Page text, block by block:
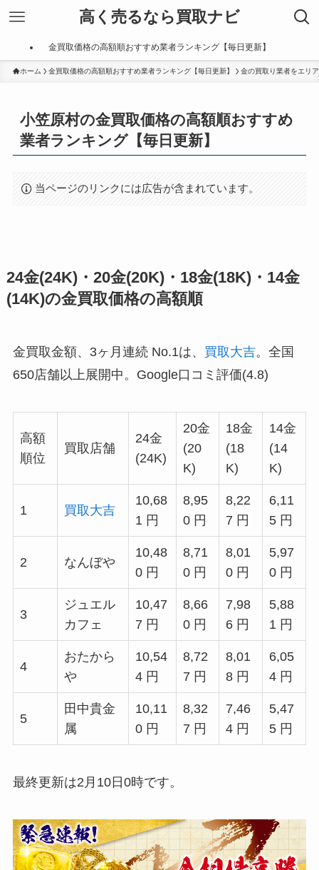
高く売るなら買取ナビ
金買取価格の高額順おすすめ業者ランキング【毎日更新】
ホーム 金買取価格の高額順おすすめ業者ランキング【毎日更新】 金の買取り業者をエリ
小笠原村の金買取価格の高額順おすすめ
業者ランキング【毎日更新】
当ページのリンクには広告が含まれています。
24金(24K)・20金(20K)・18金(18K)・14金
(14K)の金買取価格の高額順
金買取金額、3ヶ月連続 No.1は、 買取大吉。全国
650店舗以上展開中。Google口コミ評価(4.8)
高額
順位
買取店舗
24金
(24K)
20金
(20
K)
18金
(18
K)
14金
(14
K)
1 買取大吉
10,68
1 円
8,95
0 円
8,22
7 円
6,11
5 円
2 なんぼや
10,48
0 円
8,71
0 円
8,01
0 円
5,97
0 円
3
ジュエル
カフェ
10,47
7 円
8,66
0 円
7,98
6 円
5,88
1 円
4
おたから
や
10,54
4 円
8,72
7 円
8,01
8 円
6,05
4 円
5
田中貴金
属
10,11
0 円
8,32
7 円
7,46
4 円
5,47
5 円
最終更新は2月10日0時です。